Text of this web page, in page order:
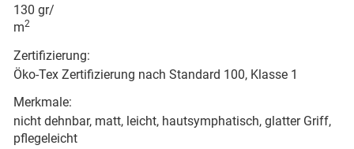
130 gr/
m2
Zertifizierung:
Öko-Tex Zertifizierung nach Standard 100, Klasse 1
Merkmale:
nicht dehnbar, matt, leicht, hautsymphatisch, glatter Griff,
pflegeleicht